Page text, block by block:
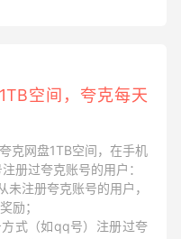
空间，夸克每天
克网盘1TB空间，在手机
册过夸克账号的用户：
未注册夸克账号的用户，
励；
式（如qq号）注册过夸